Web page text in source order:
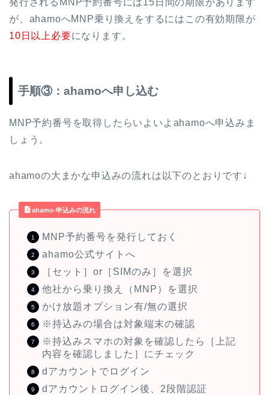
が、ahamoへMNP乗り換えをするにはこの有効期限が
10日以上必要になります。
手順③：ahamoへ申し込む
MNP予約番号を取得したらいよいよahamoへ申込みま
しょう。
ahamoの大まかな申込みの流れは以下のとおりです↓
ahamo-申込みの流れ
MNP予約番号を発行しておく
ahamo公式サイトへ
［セット］or［SIMのみ］を選択
他社から乗り換え（MNP）を選択
かけ放題オプション有/無の選択
※持込みの場合は対象端末の確認
※持込みスマホの対象を確認したら［上記
内容を確認しました］にチェック
dアカウントでログイン
dアカウントログイン後、2段階認証